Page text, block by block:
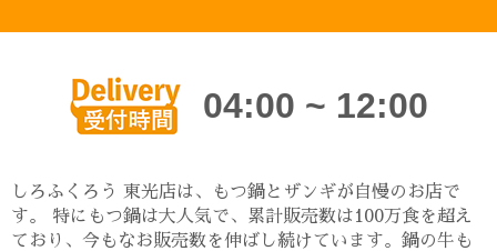
04:00 ~ 12:00
しろふくろう 東光店は、もつ鍋とザンギが自慢のお店で
す。 特にもつ鍋は大人気で、累計販売数は100万食を超え
ており、今もなお販売数を伸ばし続けています。鍋の牛も